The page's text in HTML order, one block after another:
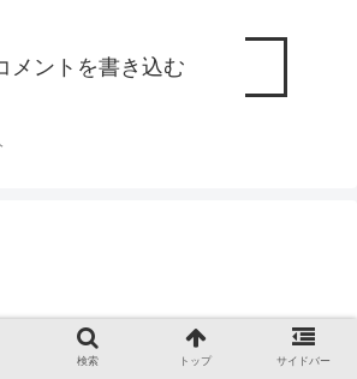
メントを書き込む
検索 トップ サイドバー